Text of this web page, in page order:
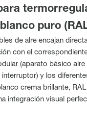
puro
de alre encajan
con el
(aparato básico
y los
crema brillante,
integración visual